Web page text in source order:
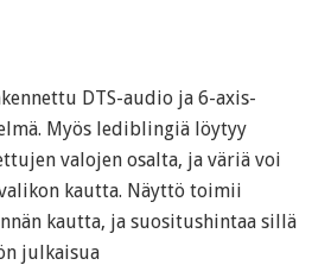
DTS-audio ja 6-axis-
Myös lediblingiä löytyy
valojen osalta, ja väriä voi
kautta. Näyttö toimii
kautta, ja suositushintaa sillä
julkaisua